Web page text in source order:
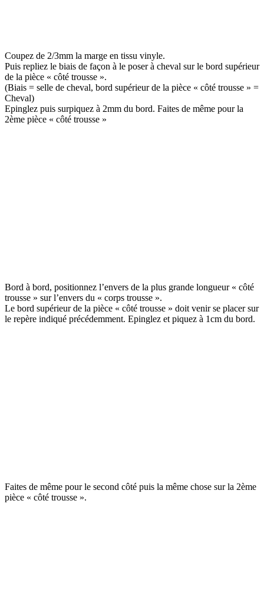
Coupez de 2/3mm la marge en tissu vinyle.
Puis repliez le biais de façon à le poser à cheval sur le bord supérieur
de la pièce « côté trousse ».
(Biais = selle de cheval, bord supérieur de la pièce « côté trousse » =
Cheval)
Epinglez puis surpiquez à 2mm du bord. Faites de même pour la
2ème pièce « côté trousse »
Bord à bord, positionnez l’envers de la plus grande longueur « côté
trousse » sur l’envers du « corps trousse ».
Le bord supérieur de la pièce « côté trousse » doit venir se placer sur
le repère indiqué précédemment. Epinglez et piquez à 1cm du bord.
Faites de même pour le second côté puis la même chose sur la 2ème
pièce « côté trousse ».